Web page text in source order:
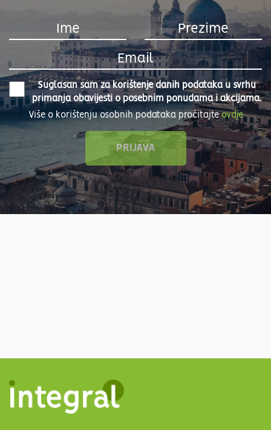
Suglasan sam za korištenje danih podataka u svrhu
primanja obavijesti o posebnim ponudama i akcijama.
Više o korištenju osobnih podataka pročitajteovdje